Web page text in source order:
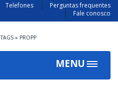
Telefones
Perguntas frequentes
Fale conosco
TAGS » PROPP
MENU
Toggle